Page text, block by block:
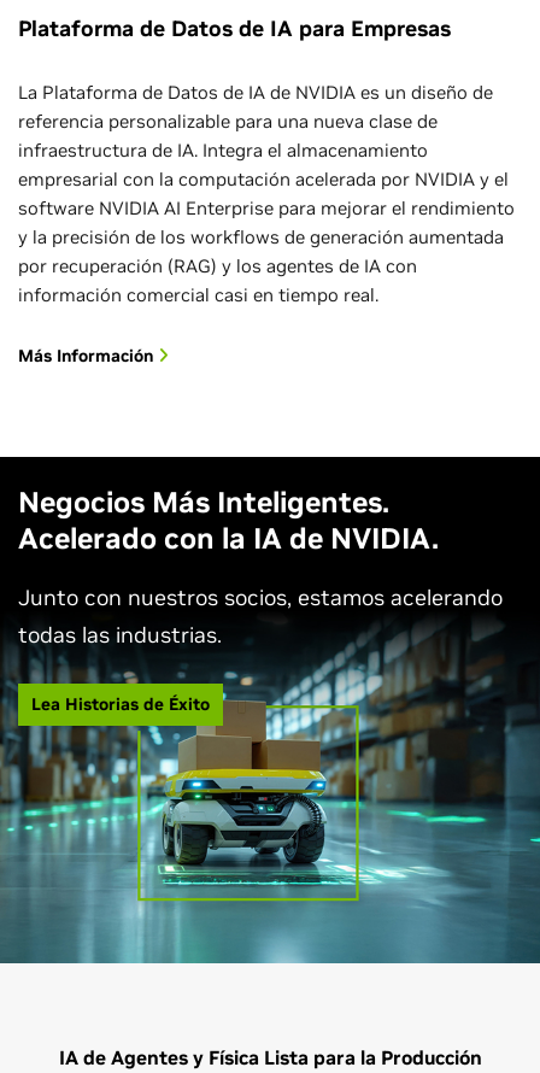
Plataforma de Datos de IA para Empresas
La Plataforma de Datos de IA de NVIDIA es un diseño de
referencia personalizable para una nueva clase de
infraestructura de IA. Integra el almacenamiento
empresarial con la computación acelerada por NVIDIA y el
software NVIDIA AI Enterprise para mejorar el rendimiento
y la precisión de los workflows de generación aumentada
por recuperación (RAG) y los agentes de IA con
información comercial casi en tiempo real.
Más Información
Negocios Más Inteligentes.
Acelerado con la IA de NVIDIA.
Junto con nuestros socios, estamos acelerando
todas las industrias.
Lea Historias de Éxito
IA de Agentes y Física Lista para la Producción